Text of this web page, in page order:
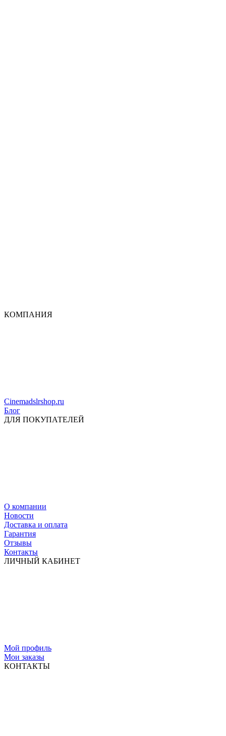
КОМПАНИЯ
Cinemadslrshop.ru
Блог
ДЛЯ ПОКУПАТЕЛЕЙ
О компании
Новости
Доставка и оплата
Гарантия
Отзывы
Контакты
ЛИЧНЫЙ КАБИНЕТ
Мой профиль
Мои заказы
КОНТАКТЫ